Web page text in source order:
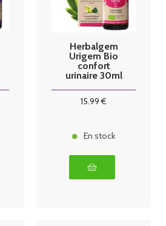
Herbalgem
Urigem Bio
confort
urinaire 30ml
15.99 €
En stock